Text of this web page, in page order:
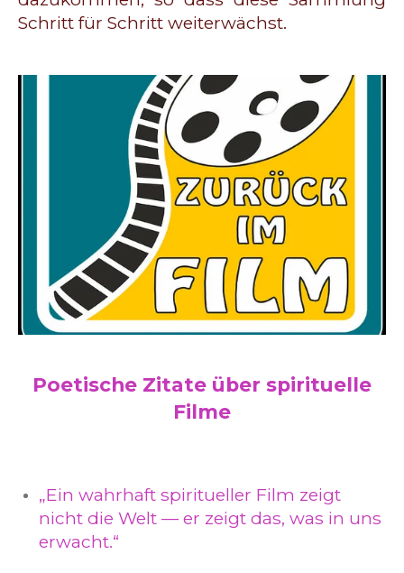
Schritt für Schritt weiterwächst.
Poetische Zitate über spirituelle
Filme
„Ein wahrhaft spiritueller Film zeigt
nicht die Welt — er zeigt das, was in uns
erwacht.“